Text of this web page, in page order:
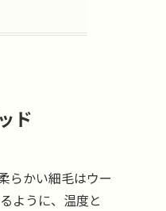
ド
らかい細毛はウー
ように、温度と